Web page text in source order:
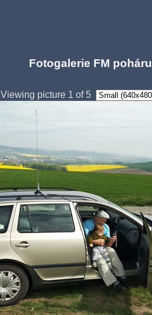
Fotogalerie FM poháru
Viewing picture 1 of 5